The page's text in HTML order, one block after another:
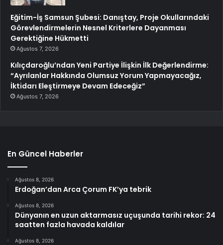
Eğitim-İş Samsun Şubesi: Danıştay, Proje Okullarındaki
Görevlendirmelerin Nesnel Kriterlere Dayanması
Gerektiğine Hükmetti
Ağustos 7, 2026
Kılıçdaroğlu’ndan Yeni Partiye İlişkin İlk Değerlendirme:
“Ayrılanlar Hakkında Olumsuz Yorum Yapmayacağız,
İktidarı Eleştirmeye Devam Edeceğiz”
Ağustos 7, 2026
En Güncel Haberler
Ağustos 8, 2026
Erdoğan’dan Arca Çorum FK’ya tebrik
Ağustos 8, 2026
Dünyanın en uzun aktarmasız uçuşunda tarihi rekor: 24
saatten fazla havada kaldılar
Ağustos 8, 2026